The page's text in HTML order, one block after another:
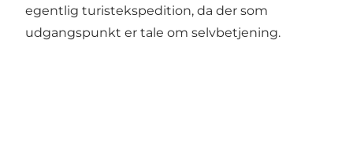
egentlig turistekspedition, da der som
udgangspunkt er tale om selvbetjening.